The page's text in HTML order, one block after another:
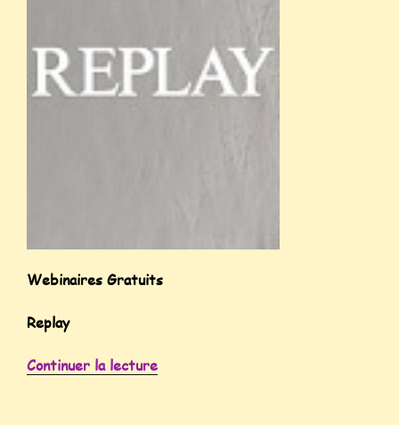
Webinaires Gratuits
Replay
Continuer la lecture